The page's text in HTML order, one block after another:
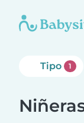
Tipo 1